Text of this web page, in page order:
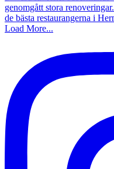
Load More...